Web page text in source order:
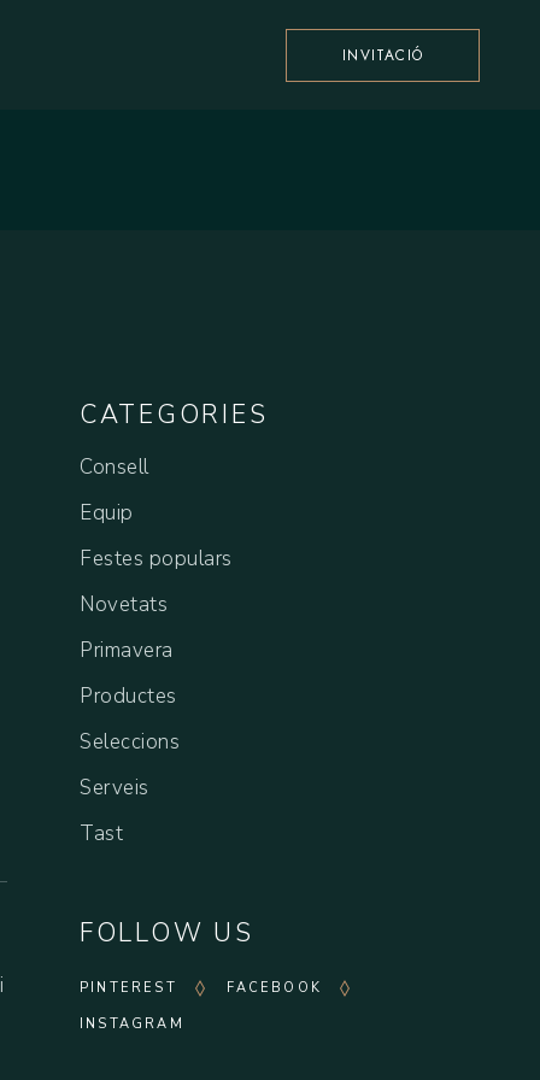
INVITACIÓ
CATEGORIES
Consell
Equip
Festes populars
Novetats
Primavera
Productes
Seleccions
Serveis
Tast
FOLLOW US
PINTEREST
FACEBOOK
INSTAGRAM